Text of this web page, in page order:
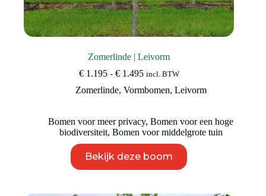
Zomerlinde | Leivorm
€1.195 - €1.495Prijsklasse:
tot
incl. BTW
Zomerlinde, Vormbomen, Leivorm
Bomen voor meer privacy,Bomen voor een hoge
biodiversiteit, Bomen voor middelgrote tuin
Bekijk deze boom
product
heeft